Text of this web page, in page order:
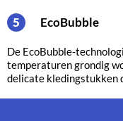
5 EcoBubble
De EcoBubble-
temperaturen grondig
delicate kledingstukken